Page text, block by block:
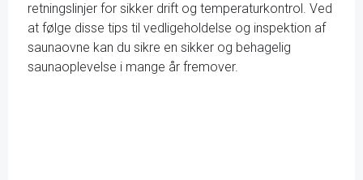
retningslinjer for sikker drift og temperaturkontrol. Ved
at følge disse tips til vedligeholdelse og inspektion af
saunaovne kan du sikre en sikker og behagelig
saunaoplevelse i mange år fremover.